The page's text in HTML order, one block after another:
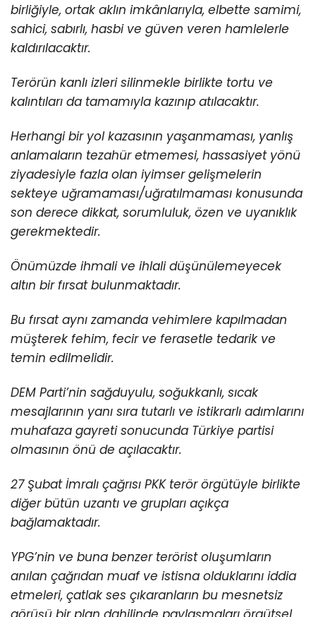
birliğiyle, ortak aklın imkânlarıyla, elbette samimi,
sahici, sabırlı, hasbi ve güven veren hamlelerle
kaldırılacaktır.
Terörün kanlı izleri silinmekle birlikte tortu ve
kalıntıları da tamamıyla kazınıp atılacaktır.
Herhangi bir yol kazasının yaşanmaması, yanlış
anlamaların tezahür etmemesi, hassasiyet yönü
ziyadesiyle fazla olan iyimser gelişmelerin
sekteye uğramaması/uğratılmaması konusunda
son derece dikkat, sorumluluk, özen ve uyanıklık
gerekmektedir.
Önümüzde ihmali ve ihlali düşünülemeyecek
altın bir fırsat bulunmaktadır.
Bu fırsat aynı zamanda vehimlere kapılmadan
müşterek fehim, fecir ve ferasetle tedarik ve
temin edilmelidir.
DEM Parti’nin sağduyulu, soğukkanlı, sıcak
mesajlarının yanı sıra tutarlı ve istikrarlı adımlarını
muhafaza gayreti sonucunda Türkiye partisi
olmasının önü de açılacaktır.
27 Şubat İmralı çağrısı PKK terör örgütüyle birlikte
diğer bütün uzantı ve grupları açıkça
bağlamaktadır.
YPG’nin ve buna benzer terörist oluşumların
anılan çağrıdan muaf ve istisna olduklarını iddia
etmeleri, çatlak ses çıkaranların bu mesnetsiz